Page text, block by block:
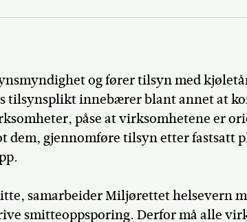
og fører tilsyn med
tilsynsplikt innebærer blant annet at
påse at virksomhetene er
dem, gjennomføre tilsyn etter fastsatt
samarbeider Miljørettet helsevern
smitteoppsporing. Derfor må alle